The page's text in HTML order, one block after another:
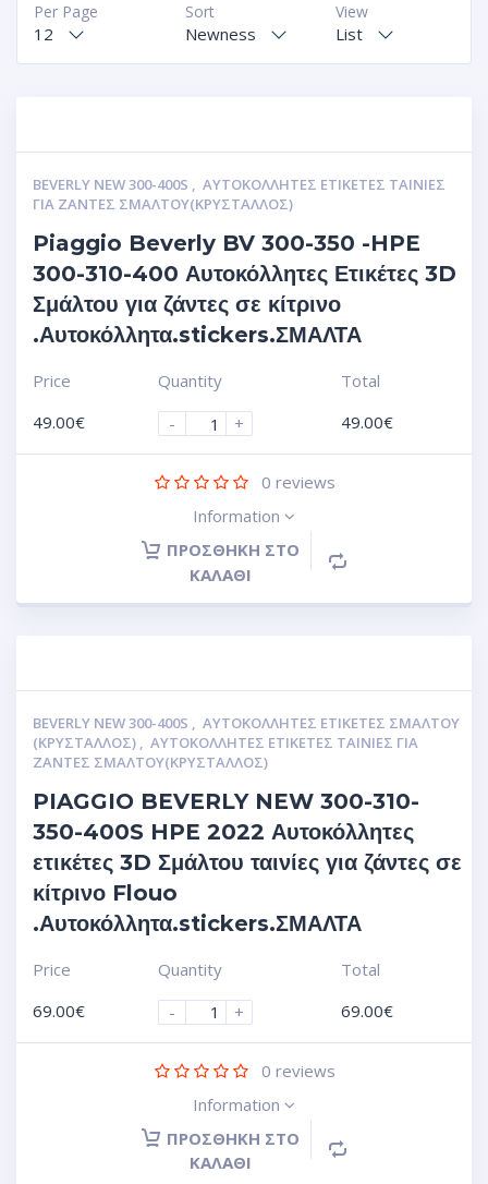
View
List
Sort
Newness
Per Page
12
BEVERLY NEW 300-400S , ΑΥΤΟΚΌΛΛΗΤΕΣ ΕΤΙΚΈΤΕΣ ΤΑΙΝΊΕΣ
ΓΙΑ ΖΆΝΤΕΣ ΣΜΆΛΤΟΥ(ΚΡΎΣΤΑΛΛΟΣ)
Piaggio Beverly BV 300-350 -HPE
300-310-400 Αυτοκόλλητες Ετικέτες 3D
Σμάλτου για ζάντες σε κίτρινο
.Αυτοκόλλητα.stickers.ΣΜΑΛΤΑ
Price
49.00€
Quantity
-
+
Total
49.00€
0 reviews
Information
ΠΡΟΣΘΉΚΗ ΣΤΟ
ΚΑΛΆΘΙ
BEVERLY NEW 300-400S
ΑΥΤΟΚΌΛΛΗΤΕΣ ΕΤΙΚΈΤΕΣ ΣΜΆΛΤΟΥ
(ΚΡΥΣΤΑΛΛΟΣ)
ΑΥΤΟΚΌΛΛΗΤΕΣ ΕΤΙΚΈΤΕΣ ΤΑΙΝΊΕΣ ΓΙΑ
ΖΆΝΤΕΣ ΣΜΆΛΤΟΥ(ΚΡΎΣΤΑΛΛΟΣ)
PIAGGIO BEVERLY NEW 300-310-
350-400S HPE 2022 Αυτοκόλλητες
ετικέτες 3D Σμάλτου ταινίες για ζάντες σε
κίτρινο Flouo
.Αυτοκόλλητα.stickers.ΣΜΑΛΤΑ
Price
69.00€
Quantity
-
+
Total
69.00€
0 reviews
Information
ΠΡΟΣΘΉΚΗ ΣΤΟ
ΚΑΛΆΘΙ